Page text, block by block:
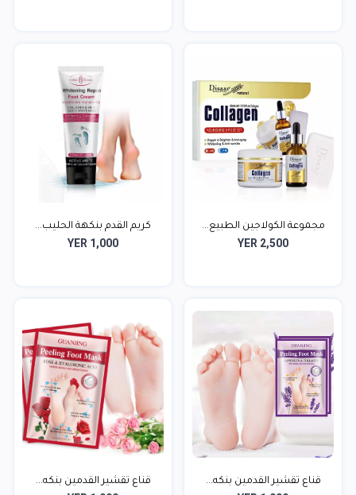
مجموعة الكولاجين الطبيع...
YER 2,500
كريم القدم بنكهة الحليب...
YER 1,000
قناع تقشير القدمين بنكه... قناع تقشير القدمين بنكه...